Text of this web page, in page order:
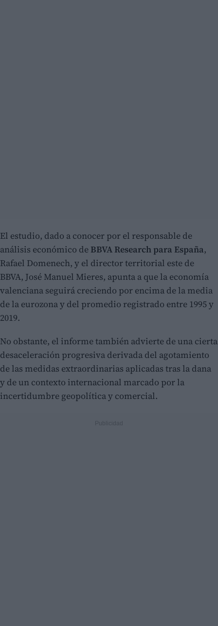
El estudio, dado a conocer por el responsable de
análisis económico de BBVA Research para España,
Rafael Domenech, y el director territorial este de
BBVA, José Manuel Mieres, apunta a que la economía
valenciana seguirá creciendo por encima de la media
de la eurozona y del promedio registrado entre 1995 y
2019.
No obstante, el informe también advierte de una cierta
desaceleración progresiva derivada del agotamiento
de las medidas extraordinarias aplicadas tras la dana
y de un contexto internacional marcado por la
incertidumbre geopolítica y comercial.